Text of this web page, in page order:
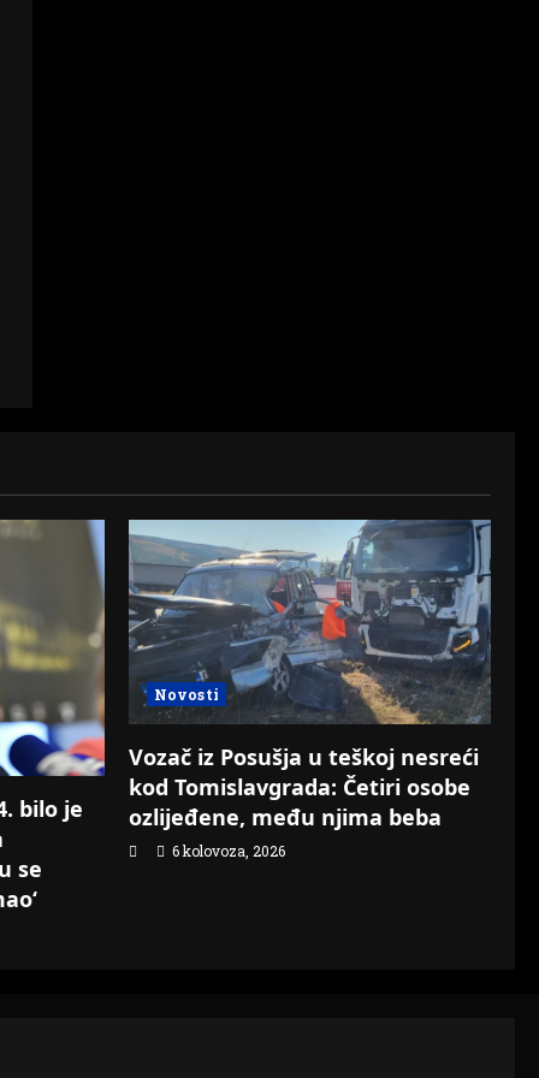
bilo je
se
Novosti
Vozač iz Posušja u teškoj nesreći
kod Tomislavgrada: Četiri osobe
ozlijeđene, među njima beba
6 kolovoza, 2026